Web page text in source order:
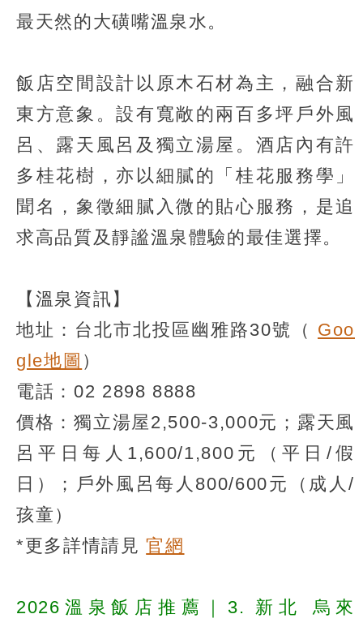
最天然的大磺嘴溫泉水。
飯店空間設計以原木石材為主，融合新
東方意象。設有寬敞的兩百多坪戶外風
呂、露天風呂及獨立湯屋。酒店內有許
多桂花樹，亦以細膩的「桂花服務學」
聞名，象徵細膩入微的貼心服務，是追
求高品質及靜謐溫泉體驗的最佳選擇。
【溫泉資訊】
地址：台北市北投區幽雅路30號（ Goo
gle地圖 ）
電話：02 2898 8888
價格：獨立湯屋2,500-3,000元；露天風
呂平日每人1,600/1,800元（平日/假
日）；戶外風呂每人800/600元（成人/
孩童）
*更多詳情請見官網
2026溫泉飯店推薦｜3. 新北 烏來